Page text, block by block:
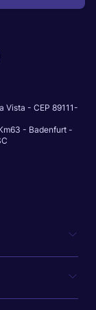
Vista - CEP 89111-
- Badenfurt -